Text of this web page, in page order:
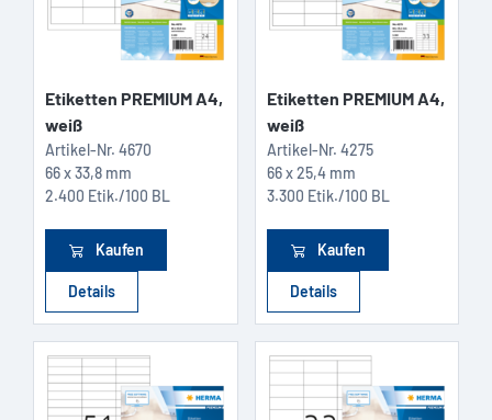
Etiketten PREMIUM A4,
weiß
Artikel-Nr. 4670
66 x 33,8 mm
2.400 Etik./100 BL
Kaufen
Details
Etiketten PREMIUM A4,
weiß
Artikel-Nr. 4275
66 x 25,4 mm
3.300 Etik./100 BL
Kaufen
Details